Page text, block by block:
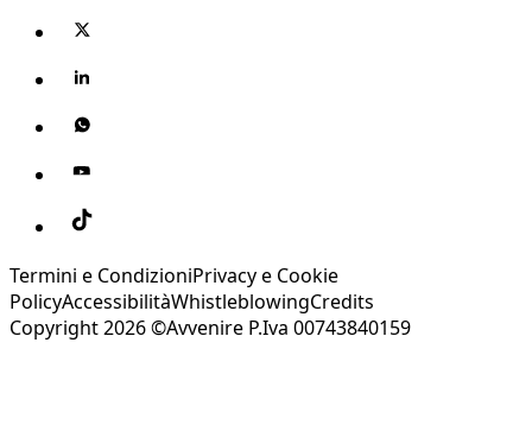
Termini e CondizioniPrivacy e Cookie
PolicyAccessibilitàWhistleblowingCredits
Copyright 2026 ©Avvenire P.Iva 00743840159